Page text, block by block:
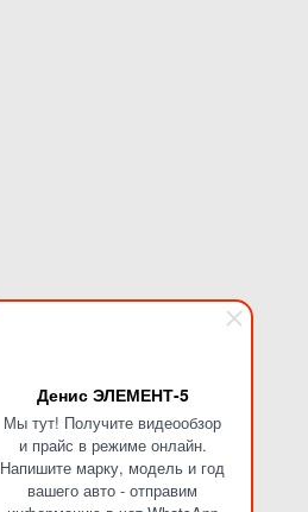
Денис ЭЛЕМЕНТ-5
Мы тут! Получите видеообзор
и прайс в режиме онлайн.
Напишите марку, модель и год
вашего авто - отправим